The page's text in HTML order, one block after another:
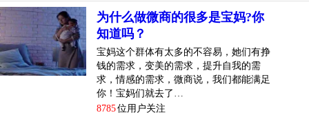
为什么做微商的很多是宝妈?你
知道吗？
宝妈这个群体有太多的不容易，她们有挣
钱的需求，变美的需求，提升自我的需
求，情感的需求，微商说，我们都能满足
你！宝妈们就去了…
8785位用户关注